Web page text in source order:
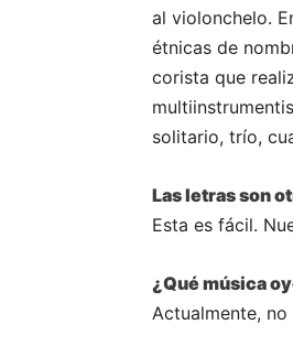
al violonchelo.
étnicas de
corista que
solitario, trío,
Las letras son
Esta es fácil.
¿Qué música
Actualmente,